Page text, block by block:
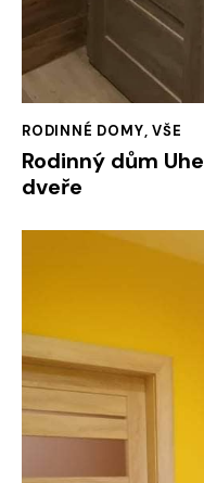
RODINNÉ DOMY,VŠE
Rodinný dům
dveře